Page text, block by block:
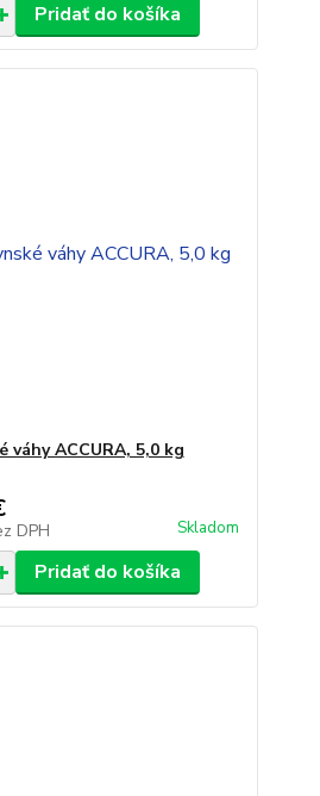
Pridať do košíka
váhy ACCURA, 5,0 kg
DPH Skladom
Pridať do košíka